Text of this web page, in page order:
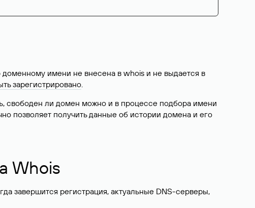
имени не внесена в whois и не выдается в
зарегистрировано.
свободен ли домен можно и в процессе подбора имени
позволяет получить данные об истории домена и его
Whois
завершится регистрация, актуальные DNS-серверы,